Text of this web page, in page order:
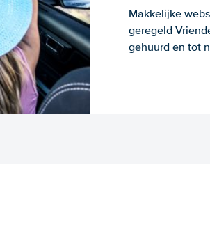
Makkelijke
geregeld
gehuurd en tot